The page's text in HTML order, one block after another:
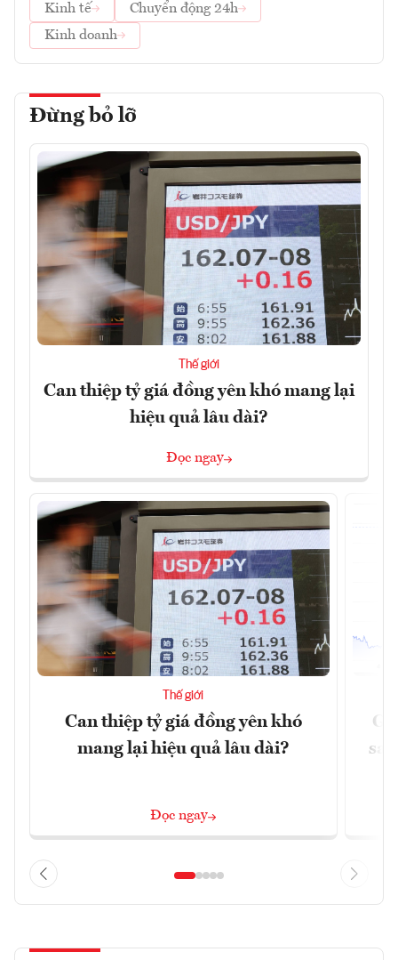
Kinh tế
Chuyển động 24h
Kinh doanh
Đừng bỏ lỡ
Thế giới
Can thiệp tỷ giá đồng yên khó mang lại
hiệu quả lâu dài?
Đọc ngay
Thế giới
Can thiệp tỷ giá đồng yên khó
mang lại hiệu quả lâu dài?
Đọc ngay